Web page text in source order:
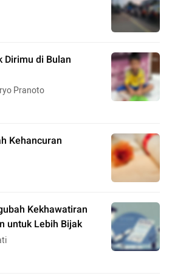
Dirimu di Bulan
Pranoto
Kehancuran
Kekhawatiran
untuk Lebih Bijak